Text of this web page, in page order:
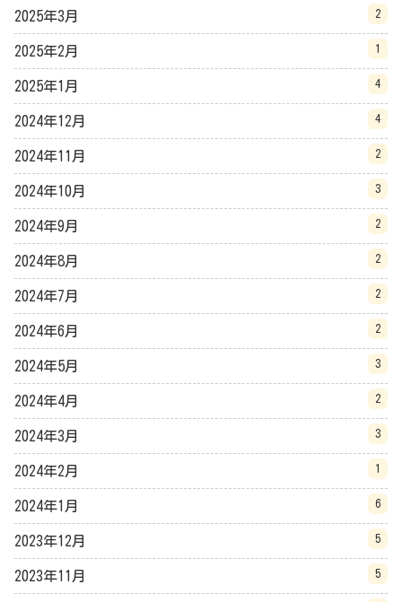
2025年3月 2
2025年2月 1
2025年1月 4
2024年12月 4
2024年11月 2
2024年10月 3
2024年9月 2
2024年8月 2
2024年7月 2
2024年6月 2
2024年5月 3
2024年4月 2
2024年3月 3
2024年2月 1
2024年1月 6
2023年12月 5
2023年11月 5